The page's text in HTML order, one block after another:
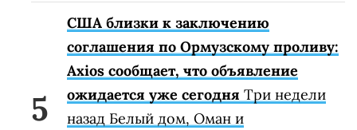
США близки к заключению
соглашения по Ормузскому проливу:
Axios сообщает, что объявление
ожидается уже сегодня Три недели
назад Белый дом, Оман и